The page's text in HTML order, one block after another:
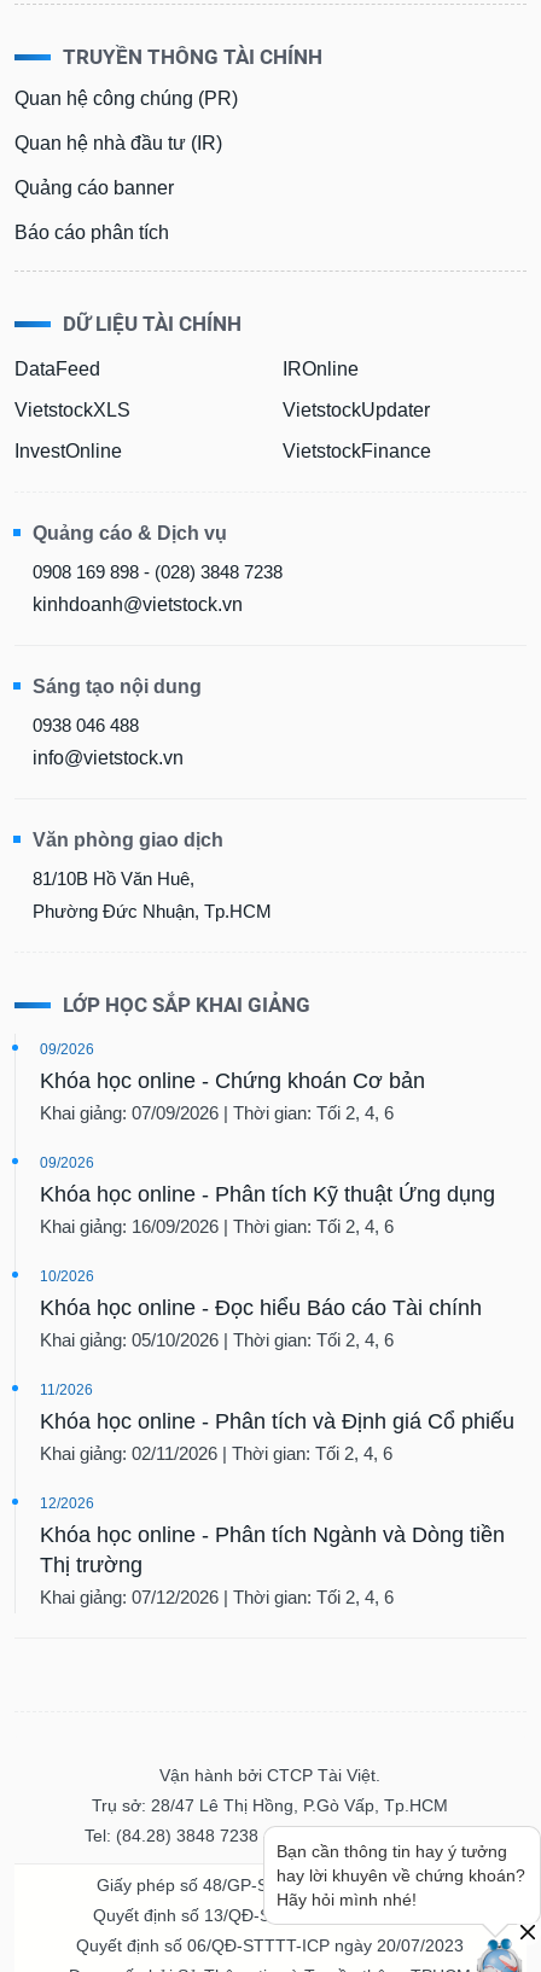
TRUYỀN THÔNG TÀI CHÍNH
Quan hệ công chúng (PR)
Quan hệ nhà đầu tư (IR)
Quảng cáo banner
Báo cáo phân tích
DỮ LIỆU TÀI CHÍNH
DataFeed
VietstockXLS
InvestOnline
IROnline
VietstockUpdater
VietstockFinance
Quảng cáo & Dịch vụ
0908 169 898 - (028) 3848 7238
kinhdoanh@vietstock.vn
Sáng tạo nội dung
0938 046 488
info@vietstock.vn
Văn phòng giao dịch
81/10B Hồ Văn Huê,
Phường Đức Nhuận, Tp.HCM
LỚP HỌC SẮP KHAI GIẢNG
09/2026
Khóa học online - Chứng khoán Cơ bản
Khai giảng: 07/09/2026 | Thời gian: Tối 2, 4, 6
09/2026
Khóa học online - Phân tích Kỹ thuật Ứng dụng
Khai giảng: 16/09/2026 | Thời gian: Tối 2, 4, 6
10/2026
Khóa học online - Đọc hiểu Báo cáo Tài chính
Khai giảng: 05/10/2026 | Thời gian: Tối 2, 4, 6
11/2026
Khóa học online - Phân tích và Định giá Cổ phiếu
Khai giảng: 02/11/2026 | Thời gian: Tối 2, 4, 6
12/2026
Khóa học online - Phân tích Ngành và Dòng tiền
Thị trường
Khai giảng: 07/12/2026 | Thời gian: Tối 2, 4, 6
Vận hành bởi CTCP Tài Việt.
Trụ sở: 28/47 Lê Thị Hồng, P.Gò Vấp, Tp.HCM
Tel: (84.28) 3848 7238 - Fax: (84.28) 3848 7237
Giấy phép số 48/GP-STTTT ngày 04/11/2016
Quyết định số 13/QĐ-STTTT ngày 02/11/2017
Quyết định số 06/QĐ-STTTT-ICP ngày 20/07/2023
Bạn cần thông tin hay ý tưởng
hay lời khuyên về chứng khoán?
Hãy hỏi mình nhé!